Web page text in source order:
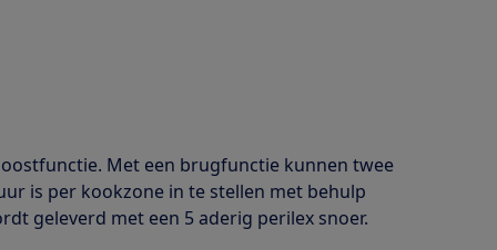
Met een brugfunctie kunnen twee
is per kookzone in te stellen met behulp
geleverd met een 5 aderig perilex snoer.